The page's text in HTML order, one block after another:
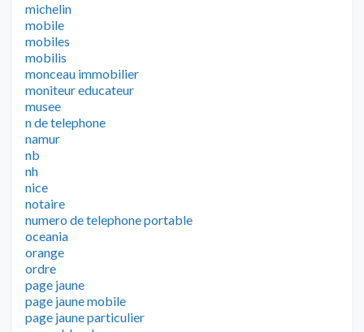
michelin
mobile
mobiles
mobilis
monceau immobilier
moniteur educateur
musee
n de telephone
namur
nb
nh
nice
notaire
numero de telephone portable
oceania
orange
ordre
page jaune
page jaune mobile
page jaune particulier